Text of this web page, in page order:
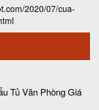
2020/07/cua-
Tủ Văn Phòng Giá